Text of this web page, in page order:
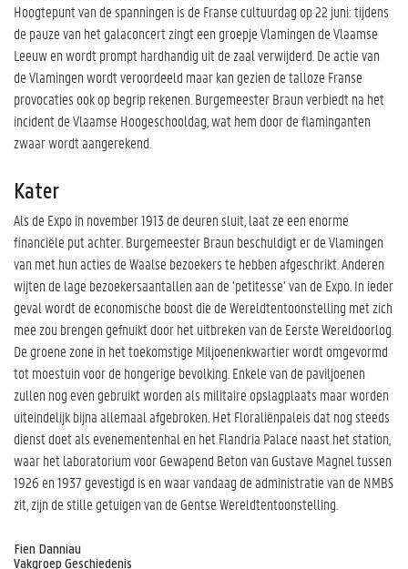
Hoogtepunt van de spanningen is de Franse cultuurdag op 22 juni: tijdens
de pauze van het galaconcert zingt een groepje Vlamingen de Vlaamse
Leeuw en wordt prompt hardhandig uit de zaal verwijderd. De actie van
de Vlamingen wordt veroordeeld maar kan gezien de talloze Franse
provocaties ook op begrip rekenen. Burgemeester Braun verbiedt na het
incident de Vlaamse Hoogeschooldag, wat hem door de flaminganten
zwaar wordt aangerekend.
Kater
Als de Expo in november 1913 de deuren sluit, laat ze een enorme
financiële put achter. Burgemeester Braun beschuldigt er de Vlamingen
van met hun acties de Waalse bezoekers te hebben afgeschrikt. Anderen
wijten de lage bezoekersaantallen aan de ‘petitesse’ van de Expo. In ieder
geval wordt de economische boost die de Wereldtentoonstelling met zich
mee zou brengen gefnuikt door het uitbreken van de Eerste Wereldoorlog.
De groene zone in het toekomstige Miljoenenkwartier wordt omgevormd
tot moestuin voor de hongerige bevolking. Enkele van de paviljoenen
zullen nog even gebruikt worden als militaire opslagplaats maar worden
uiteindelijk bijna allemaal afgebroken. Het Floraliënpaleis dat nog steeds
dienst doet als evenementenhal en het Flandria Palace naast het station,
waar het laboratorium voor Gewapend Beton van Gustave Magnel tussen
1926 en 1937 gevestigd is en waar vandaag de administratie van de NMBS
zit, zijn de stille getuigen van de Gentse Wereldtentoonstelling.
Fien Danniau
Vakgroep Geschiedenis